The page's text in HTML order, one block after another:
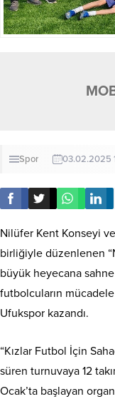
Spor 03.02.2025
Nilüfer Kent Konseyi
birliğiyle düzenlenen
büyük heyecana
futbolcuların
Ufukspor kazandı.
“Kızlar Futbol İçin
süren turnuvaya 12
Ocak’ta başlayan